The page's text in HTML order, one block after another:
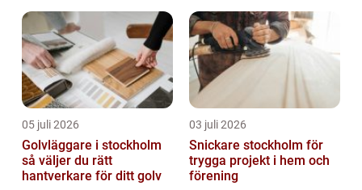
05 juli 2026
Golvläggare i stockholm
så väljer du rätt
hantverkare för ditt golv
03 juli 2026
Snickare stockholm för
trygga projekt i hem och
förening